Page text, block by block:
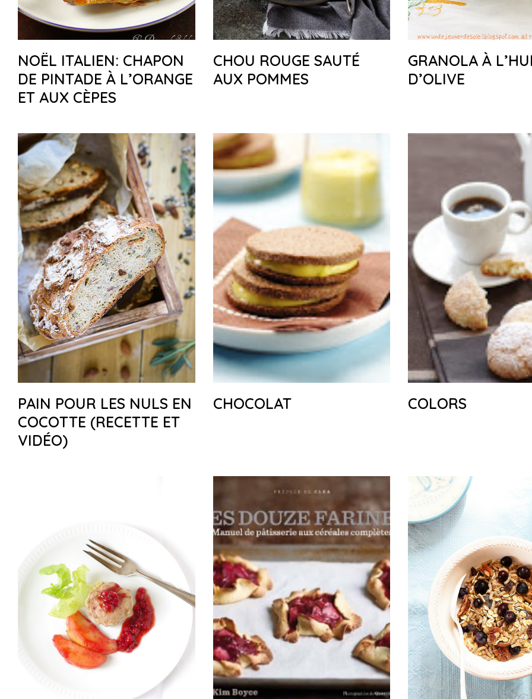
NOËL ITALIEN: CHAPON
DE PINTADE À L’ORANGE
ET AUX CÈPES
CHOU ROUGE SAUTÉ
AUX POMMES
GRANOLA À
D’OLIVE
PAIN POUR LES NULS EN
COCOTTE (RECETTE ET
VIDÉO)
CHOCOLAT COLORS